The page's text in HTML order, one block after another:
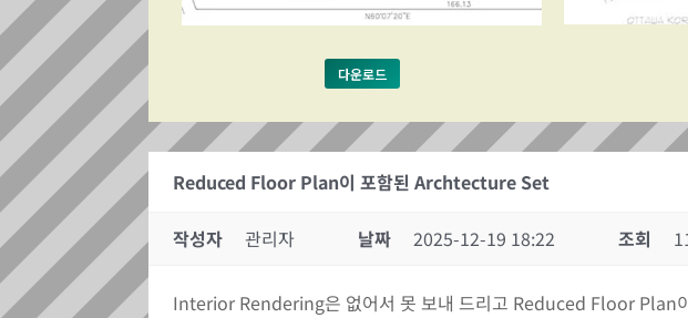
다운로드
Reduced Floor Plan이 포함된 Archtecture Set
작성자 관리자 날짜 2025-12-19 18:22 조회
Interior Rendering은 없어서 못 보내 드리고 Reduced Floor Plan